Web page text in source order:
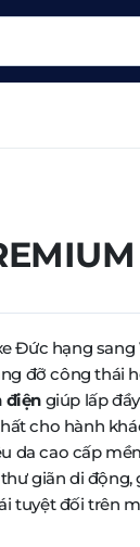
Đức hạng
đỡ công thái
điện giúp lấp
cho hành
da cao cấp
giãn di
tuyệt đối trên